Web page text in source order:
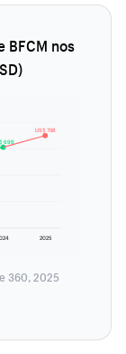
BFCM nos
69B
US$ 75B
2025
360, 2025